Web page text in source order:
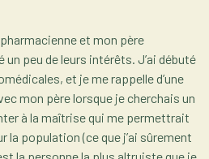
et mon père
un peu de leurs intérêts. J’ai débuté
et je me rappelle d’une
mon père lorsque je cherchais un
à la maîtrise qui me permettrait
la population (ce que j’ai sûrement